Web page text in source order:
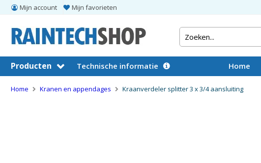
Mijn account Mijn favorieten
Producten Technische informatie Home
Vacatures
Home Kranen en appendages Kraanverdeler splitter 3 x 3/4 aansluiting